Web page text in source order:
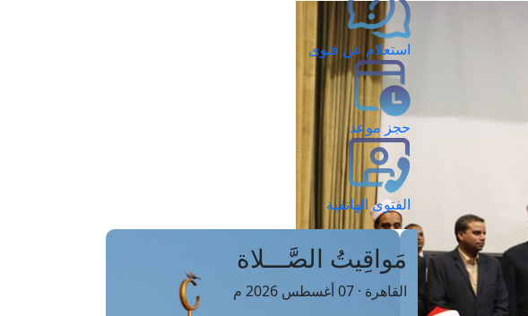
استعلام عن فتوى
حجز موعد
الفتوى الهاتفية
مَواقِيتُ الصَّـــلاة
القاهرة · 07 أغسطس 2026 م